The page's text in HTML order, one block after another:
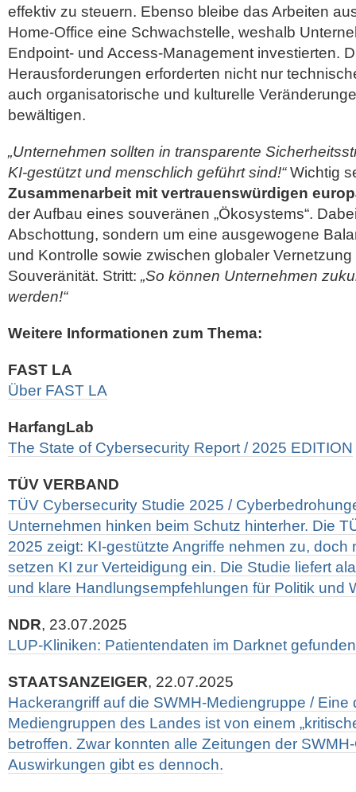
effektiv zu steuern. Ebenso bleibe das Arbeiten
Home-Office eine Schwachstelle, weshalb
Endpoint- und Access-Management investierten.
Herausforderungen erforderten nicht nur
auch organisatorische und kulturelle
bewältigen.
„Unternehmen sollten in transparente
KI-gestützt und menschlich geführt sind!“Wichtig
Zusammenarbeit mit vertrauenswürdigen
der Aufbau eines souveränen „Ökosystems“.
Abschottung, sondern um eine ausgewogene
und Kontrolle sowie zwischen globaler
Souveränität. Stritt: „So können Unternehmen
werden!“
Weitere Informationen zum Thema:
FAST LA
Über FAST LA
HarfangLab
The State of Cybersecurity Report / 2025 EDITION
TÜV VERBAND
TÜV Cybersecurity Studie 2025 /
Unternehmen hinken beim Schutz hinterher. Die
2025 zeigt: KI-gestützte Angriffe nehmen zu, doch
setzen KI zur Verteidigung ein. Die Studie liefert
und klare Handlungsempfehlungen für Politik und
NDR, 23.07.2025
LUP-Kliniken: Patientendaten im Darknet gefunden
STAATSANZEIGER, 22.07.2025
Hackerangriff auf die SWMH-Mediengruppe / Eine
Mediengruppen des Landes ist von einem
betroffen. Zwar konnten alle Zeitungen der
Auswirkungen gibt es dennoch.